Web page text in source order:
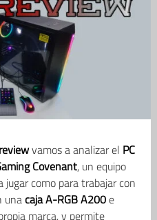
reviewvamos a analizar el PC
Covenant, un equipo
como para trabajar con
unacajaA-RGB A200e
marca, y permite